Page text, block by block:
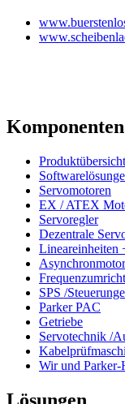
Komponenten
Produktübersicht
Servomotoren
EX / ATEX
Servoregler
Dezentrale
Lineareinheiten
SPS /
Parker PAC
Getriebe
Servotechnik /
Wir und
Lösungen